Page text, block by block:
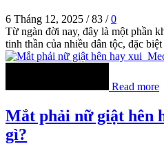
6 Tháng 12, 2025 / 83 / 0
Từ ngàn đời nay, đây là một phần
tinh thần của nhiều dân tộc, đặc
Read more
Mắt phải nữ giật hên
gì?